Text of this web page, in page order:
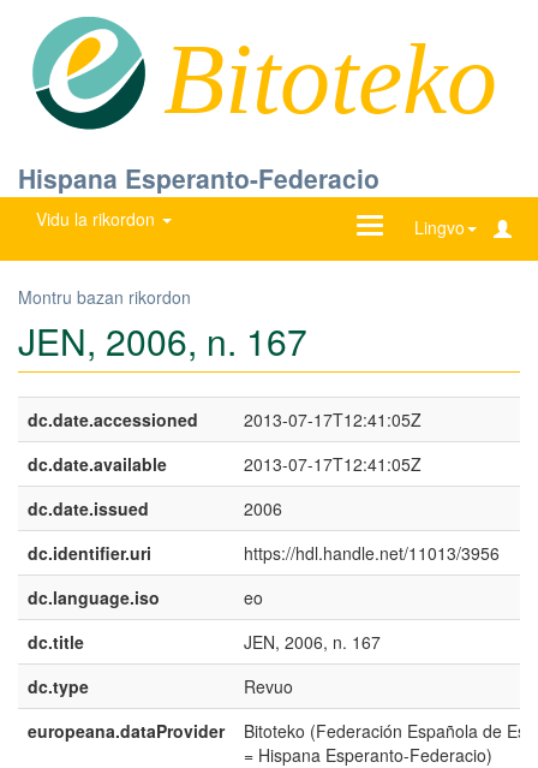
Bitoteko
Hispana Esperanto-Federacio
Vidu la rikordon Lingvo
Ŝanĝu
Montru bazan rikordon
JEN, 2006, n. 167
dc.date.accessioned
2013-07-17T12:41:05Z
dc.date.available
2013-07-17T12:41:05Z
dc.date.issued
2006
dc.identifier.uri
https://hdl.handle.net/11013/3956
dc.language.iso
eo
dc.title
JEN, 2006, n. 167
dc.type
Revuo
europeana.dataProvider
Bitoteko (Federación Española de
= Hispana Esperanto-Federacio)